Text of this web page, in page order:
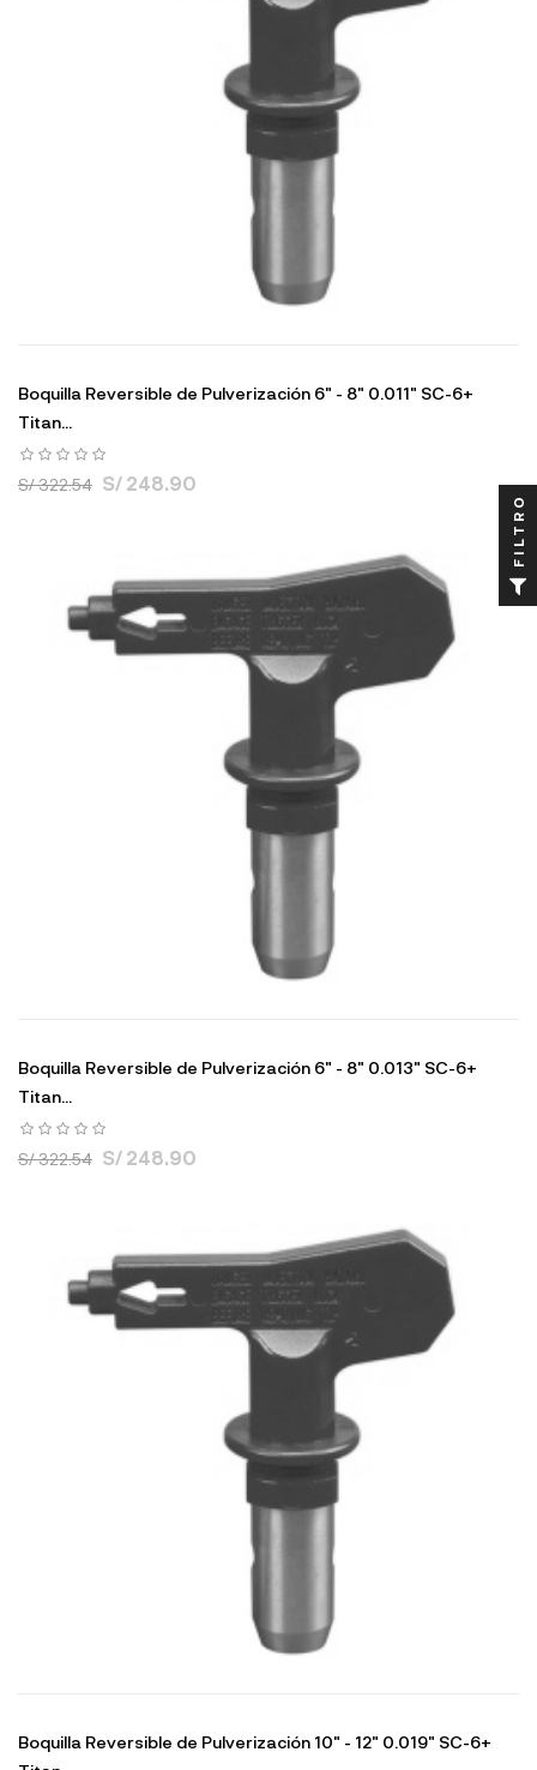
Boquilla Reversible de Pulverización 6" - 8" 0.011" SC-6+
Titan...
S/ 322.54 S/ 248.90
Boquilla Reversible de Pulverización 6" - 8" 0.013" SC-6+
Titan...
S/ 322.54 S/ 248.90
Boquilla Reversible de Pulverización 10" - 12" 0.019" SC-6+
FILTRO